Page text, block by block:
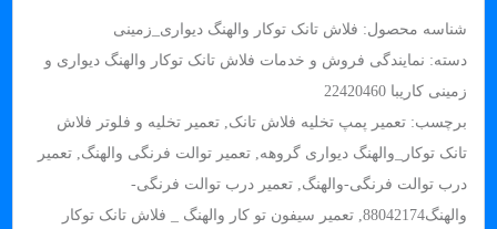
شناسه محصول: فلاش تانک توکار والهنگ دیواری_زمینی
دسته: نمایندگی فروش و خدمات فلاش تانک توکار والهنگ دیواری و
زمینی کاریبا 22420460
برچسب:تعمیر پمپ تخلیه فلاش تانک,تعمیر تخلیه و فلوتر فلاش
تانک توکار_والهنگ دیواری گروهه,تعمیر توالت فرنگی والهنگ,تعمیر
درب توالت فرنگی-والهنگ,تعمیر درب توالت فرنگی-
والهنگ88042174
,تعمیر سیفون تو کار والهنگ _ فلاش تانک توکار